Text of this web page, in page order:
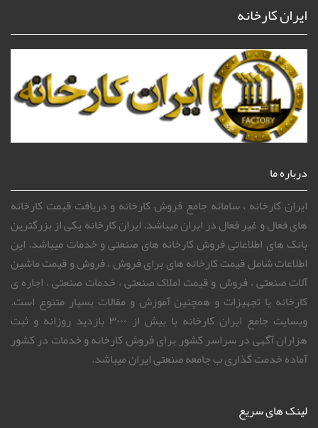
ایران کارخانه
درباره ما
ایران کارخانه ، سامانه جامع فروش کارخانه و دریافت قیمت کارخانه
های فعال و غیر فعال در ایران میباشد. ایران کارخانه یکی از بزرگترین
بانک های اطلاعاتی فروش کارخانه های صنعتی و خدمات میباشد. این
اطلاعات شامل قیمت کارخانه های برای فروش ، فروش و قیمت ماشین
آلات صنعتی ، فروش و قیمت املاک صنعتی ، خدمات صنعتی ، اجاره ی
کارخانه یا تجهیزات و همچنین آموزش و مقالات بسیار متنوع است.
وبسایت جامع ایران کارخانه با بیش از ۳۰۰۰ بازدید روزانه و ثبت
هزاران آگهی در سراسر کشور برای فروش کارخانه و خدمات در کشور
آماده خدمت گذاری ب جامعه صنعتی ایران میباشد.
لینک های سریع